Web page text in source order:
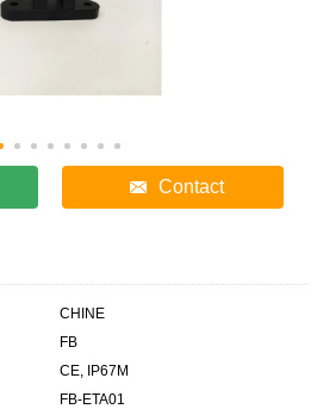
Contact
CHINE
FB
CE, IP67M
FB-ETA01